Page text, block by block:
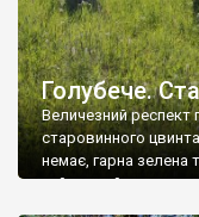
Голубече.
Величезний респект
старовинного
немає, гарна зелена
найкращий